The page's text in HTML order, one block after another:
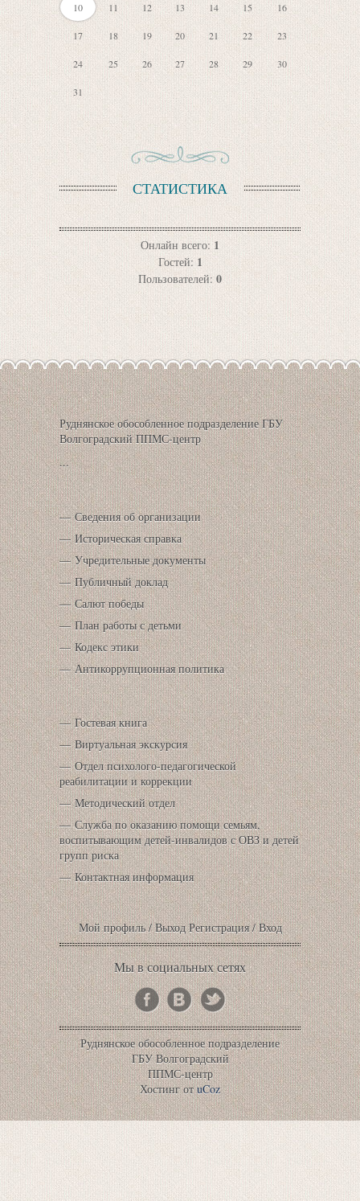
10 11 12 13 14 15 16
17 18 19 20 21 22 23
24 25 26 27 28 29 30
31
СТАТИСТИКА
Онлайн всего: 1
Гостей: 1
Пользователей: 0
Руднянское обособленное подразделение ГБУ
Волгоградский ППМС-центр
...
Сведения об организации
Историческая справка
Учредительные документы
Публичный доклад
Салют победы
План работы с детьми
Кодекс этики
Антикоррупционная политика
Гостевая книга
Виртуальная экскурсия
Отдел психолого-педагогической
реабилитации и коррекции
Методический отдел
Служба по оказанию помощи семьям,
воспитывающим детей-инвалидов с ОВЗ и детей
групп риска
Контактная информация
Мой профиль/Выход Регистрация/Вход
Мы в социальных сетях
Руднянское обособленное подразделение
ГБУ Волгоградский
ППМС-центр
Хостинг отuCoz